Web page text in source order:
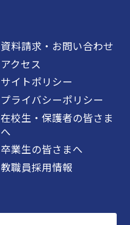
資料請求・お問い合わせ
アクセス
サイトポリシー
プライバシーポリシー
在校生・保護者の皆さま
へ
卒業生の皆さまへ
教職員採用情報